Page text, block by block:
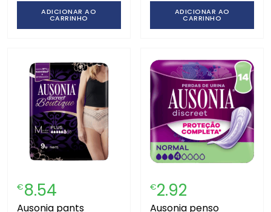
ADICIONAR AO
CARRINHO
ADICIONAR AO
CARRINHO
€8.54
ausonia pants
€2.92
ausonia penso